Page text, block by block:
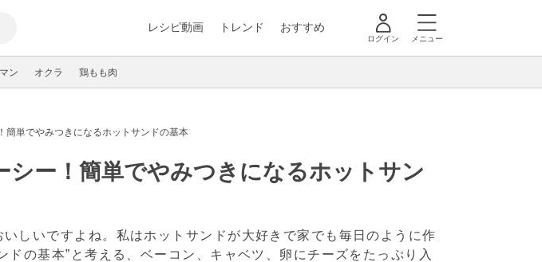
レシピ動画 トレンド おすすめ
ログイン メニュー
ン オクラ 鶏もも肉
簡単でやみつきになるホットサンドの基本
シー！簡単でやみつきになるホットサン
しいですよね。私はホットサンドが大好きで家でも毎日のように作
ドの基本”と考える、ベーコン、キャベツ、卵にチーズをたっぷり入